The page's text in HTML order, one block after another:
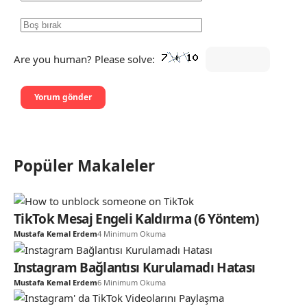
Are you human? Please solve:
Popüler Makaleler
TikTok Mesaj Engeli Kaldırma (6 Yöntem)
Mustafa Kemal Erdem4 Minimum Okuma
Instagram Bağlantısı Kurulamadı Hatası
Mustafa Kemal Erdem6 Minimum Okuma